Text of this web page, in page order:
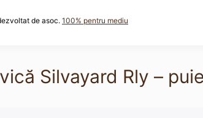
de asoc. 100% pentru mediu
Silvayard Rly –